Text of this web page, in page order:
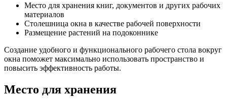
Место для хранения книг, документов и других рабочих
материалов
Столешница окна в качестве рабочей поверхности
Размещение растений на подоконнике
Создание удобного и функционального рабочего стола вокруг
окна поможет максимально использовать пространство и
повысить эффективность работы.
Место для хранения